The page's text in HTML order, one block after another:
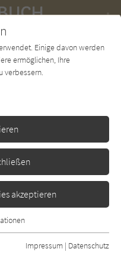
Newsletter
Einige davon werden
ermöglichen, Ihre
verbessern.
akzeptieren
Funktionen der
dass die Webseite
Impressum | Datenschutz